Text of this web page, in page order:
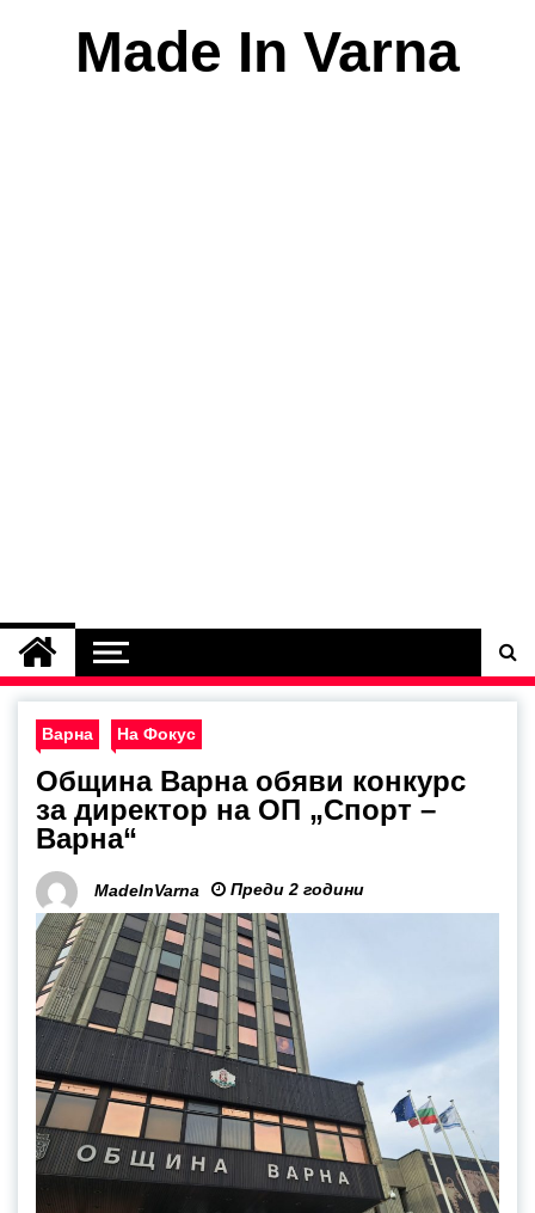
Made In Varna
Варна На Фокус
Община Варна обяви конкурс
за директор на ОП „Спорт –
Варна“
MadeInVarna Преди 2 години